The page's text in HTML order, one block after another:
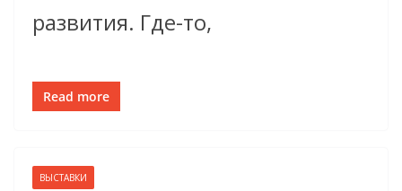
развития. Где-то,
Read more
ВЫСТАВКИ